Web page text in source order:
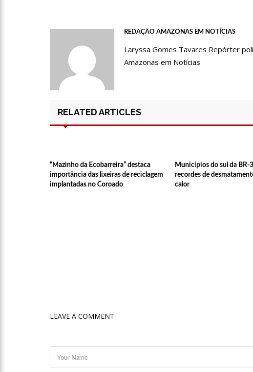
15:00
Com a família, Israel Carvalho
12:51
Hissa Abrahão dispara e
Hissa Abrahão fala em
Hissa Abrahão tem
18:03 Bolsistas do Prouni começam
REDAÇÃO AMAZONAS EM NOTÍCIAS
Laryssa Gomes Tavares Repórter
Amazonas em Notícias
RELATED ARTICLES
“Mazinho da Ecobarreira” destaca
importância das lixeiras de reciclagem
implantadas no Coroado
Municípios do sul da BR-
recordes de
calor
LEAVE A COMMENT